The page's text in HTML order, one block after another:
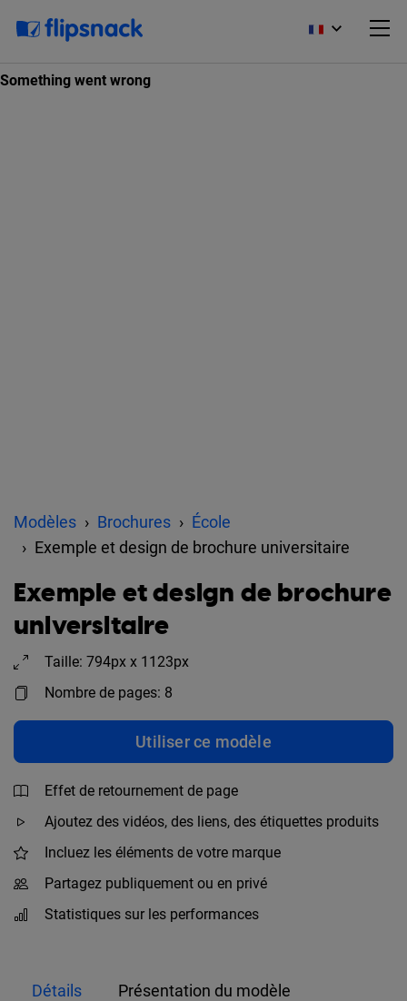
Modèles Brochures
École
Exemple et design de brochure universitaire
Exemple et design de brochure
universitaire
Taille: 794px x 1123px
Nombre de pages: 8
Utiliser ce modèle
Effet de retournement de page
Ajoutez des vidéos, des liens, des étiquettes produits
Incluez les éléments de votre marque
Partagez publiquement ou en privé
Statistiques sur les performances
Détails Présentation du modèle